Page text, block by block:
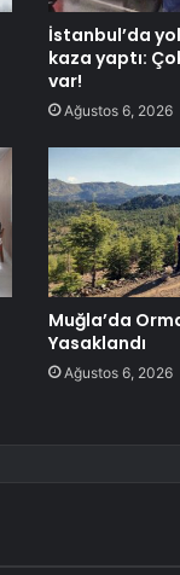
İstanbul’da
kaza yaptı:
var!
Ağustos 6, 2026
Muğla’da
Yasaklandı
Ağustos 6, 2026